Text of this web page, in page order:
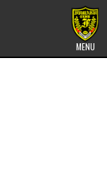
MENU